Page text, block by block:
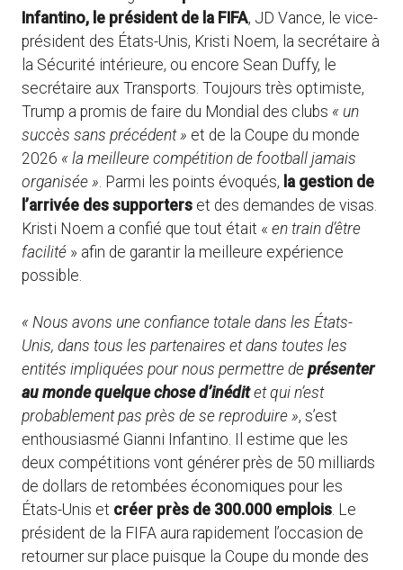
Infantino, le président de la FIFA, JD Vance, le vice-
président des États-Unis, Kristi Noem, la secrétaire à
la Sécurité intérieure, ou encore Sean Duffy, le
secrétaire aux Transports. Toujours très optimiste,
Trump a promis de faire du Mondial des clubs « un
succès sans précédent » et de la Coupe du monde
2026 « la meilleure compétition de football jamais
organisée » . Parmi les points évoqués, la gestion de
l’arrivée des supporters et des demandes de visas.
Kristi Noem a confié que tout était « en train d’être
facilité » afin de garantir la meilleure expérience
possible.
« Nous avons une confiance totale dans les États-
Unis, dans tous les partenaires et dans toutes les
entités impliquées pour nous permettre de présenter
au monde quelque chose d’inéditet qui n’est
probablement pas près de se reproduire », s’est
enthousiasmé Gianni Infantino. Il estime que les
deux compétitions vont générer près de 50 milliards
de dollars de retombées économiques pour les
États-Unis et créer près de 300.000 emplois. Le
président de la FIFA aura rapidement l’occasion de
retourner sur place puisque la Coupe du monde des